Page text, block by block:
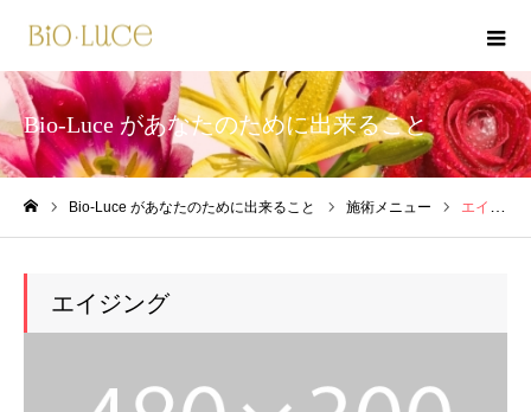
Bio-Luce があなたのために出来ること
Bio-Luce があなたのために出来ること 施術メニュー エイジング
エイジング